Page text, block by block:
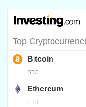
Bitcoin